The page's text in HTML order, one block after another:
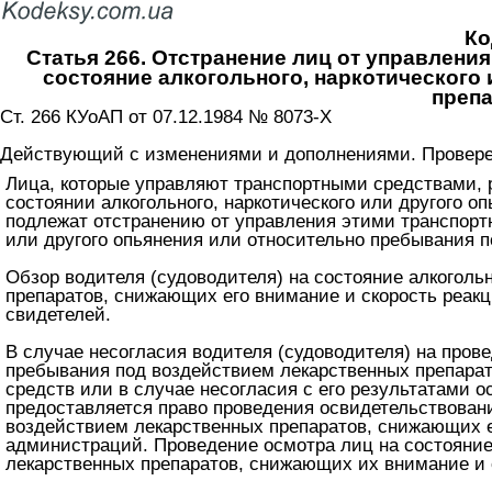
Статья 266. Отстранение лиц от
состояние алкогольного,
Ст. 266 КУоАП от 07.12.1984 № 8073-X
Действующий с изменениями и дополнениями.
Лица, которые управляют транспортными
состоянии алкогольного, наркотического или
подлежат отстранению от управления этими
или другого опьянения или относительно
Обзор водителя (судоводителя) на состояние
препаратов, снижающих его внимание и скорость
свидетелей.
В случае несогласия водителя (судоводителя) на
пребывания под воздействием лекарственных
средств или в случае несогласия с его результатами
предоставляется право проведения
воздействием лекарственных препаратов, снижающих
администраций. Проведение осмотра лиц на
лекарственных препаратов, снижающих их внимание и